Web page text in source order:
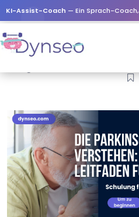
KI-Assist-Coach — Ein Sprach-Coach, der mit